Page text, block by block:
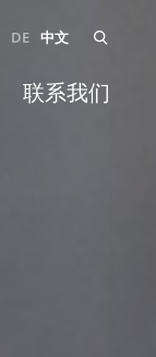
联系我们
DE 中文